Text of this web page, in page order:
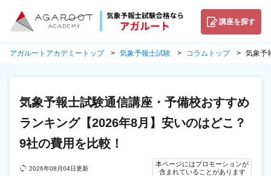
講座を探す
アガルートアカデミートップ 気象予報士試験 コラムトップ 気象予
気象予報士試験通信講座・予備校おすすめ
ランキング【2026年8月】安いのはどこ？
9社の費用を比較！
2026年08月04日更新
本ページにはプロモーションが
含まれていることがあります